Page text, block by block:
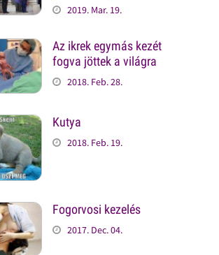
2019. Mar. 19.
Az ikrek egymás kezét
fogva jöttek a világra
2018. Feb. 28.
Kutya
2018. Feb. 19.
Fogorvosi kezelés
2017. Dec. 04.